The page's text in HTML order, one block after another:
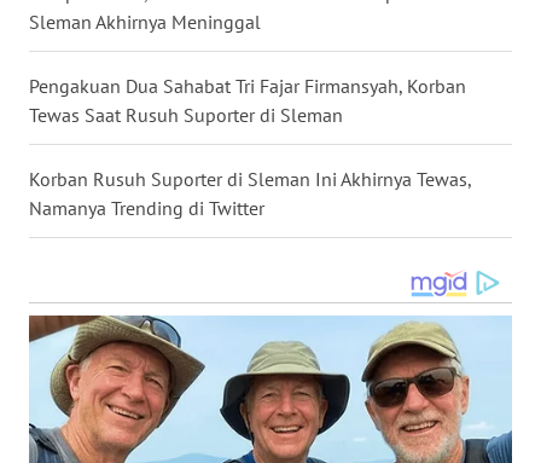
Sleman Akhirnya Meninggal
Pengakuan Dua Sahabat Tri Fajar Firmansyah, Korban
Tewas Saat Rusuh Suporter di Sleman
Korban Rusuh Suporter di Sleman Ini Akhirnya Tewas,
Namanya Trending di Twitter
WN
KALTARA
WN
WN
SULSEL
WN
GORONTALO